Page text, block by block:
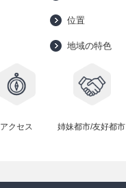
位置
地域の特色
アクセス 姉妹都市/友好都市